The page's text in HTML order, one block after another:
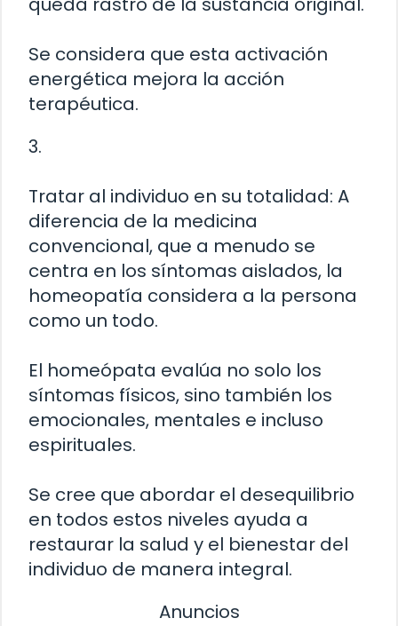
Se considera que esta activación
energética mejora la acción
terapéutica.
3.
Tratar al individuo en su totalidad: A
diferencia de la medicina
convencional, que a menudo se
centra en los síntomas aislados, la
homeopatía considera a la persona
como un todo.
El homeópata evalúa no solo los
síntomas físicos, sino también los
emocionales, mentales e incluso
espirituales.
Se cree que abordar el desequilibrio
en todos estos niveles ayuda a
restaurar la salud y el bienestar del
individuo de manera integral.
Anuncios